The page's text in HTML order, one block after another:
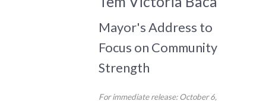
Mayor's Address to
Focus on Community
Strength
For immediate release: October 6,